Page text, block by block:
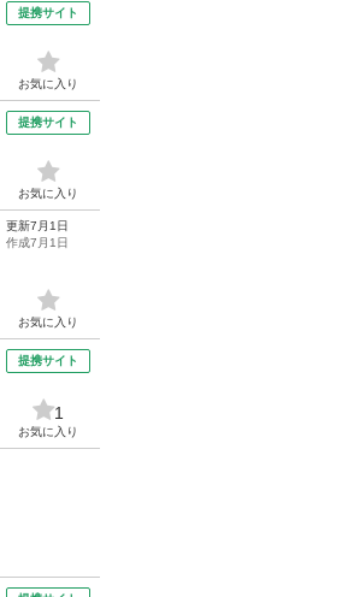
提携サイト
お気に入り
提携サイト
お気に入り
更新7月1日
作成7月1日
お気に入り
提携サイト
1
お気に入り